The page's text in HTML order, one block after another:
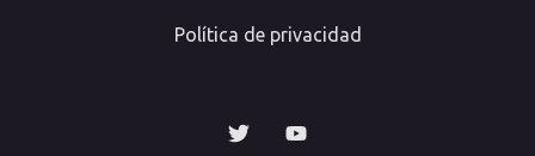
Política de privacidad